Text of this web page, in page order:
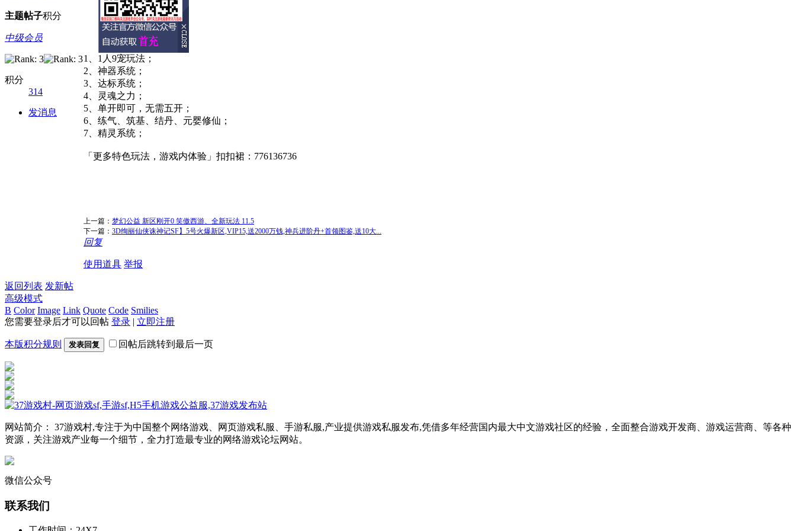
主题帖子积分
中级会员
积分
314
发消息
1、1人9宠玩法；
2、神器系统；
3、达标系统；
4、灵魂之力；
5、单开即可，无需五开；
6、练气、筑基、结丹、元婴修仙；
7、精灵系统；
「更多特色玩法，游戏内体验」扣扣裙：776136736
上一篇： 梦幻公益 新区刚开0 笑傲西游、全新玩法 11.5
下一篇： 3D绚丽仙侠诛神记SF】5号火爆新区,VIP15,送2000万钱,神兵进阶丹+首领图鉴,送10大...
回复
使用道具 举报
返回列表 发新帖
高级模式
B Color Image Link Quote Code Smilies
您需要登录后才可以回帖 登录 | 立即注册
本版积分规则 发表回复 回帖后跳转到最后一页
网站简介： 37游戏村,专注于为中国整个网络游戏、网页游戏私服、手游私服,产业提供游戏私服发布,凭借多年经营国内最大中文游戏社区的经验，全面整合游戏开发商、游戏运营商、等各种
资源，关注游戏产业每一个细节，全力打造最专业的网络游戏论坛网站。
微信公众号
联系我们